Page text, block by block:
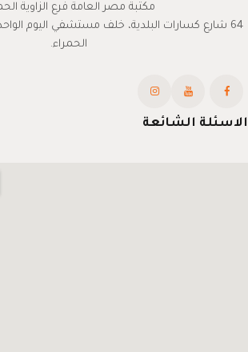
مكتبة مصر العامة فرع الزاوية
64 شارع كسارات البلدية، خلف مستشفي اليوم
الحمراء.
الاسئلة الشائعة